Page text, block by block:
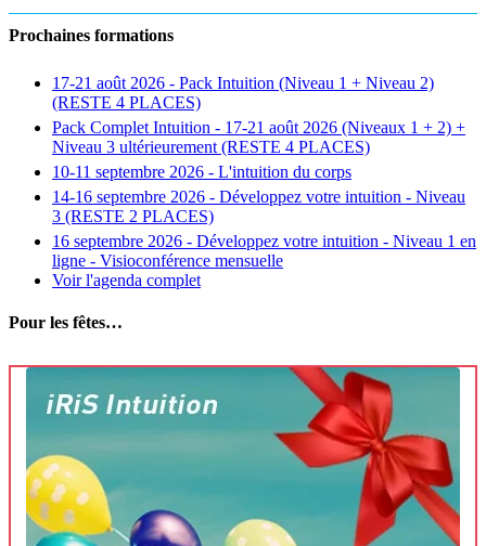
Prochaines formations
17-21 août 2026 - Pack Intuition (Niveau 1 + Niveau 2)
(RESTE 4 PLACES)
Pack Complet Intuition - 17-21 août 2026 (Niveaux 1 + 2) +
Niveau 3 ultérieurement (RESTE 4 PLACES)
10-11 septembre 2026 - L'intuition du corps
14-16 septembre 2026 - Développez votre intuition - Niveau
3 (RESTE 2 PLACES)
16 septembre 2026 - Développez votre intuition - Niveau 1 en
ligne - Visioconférence mensuelle
Voir l'agenda complet
Pour les fêtes…